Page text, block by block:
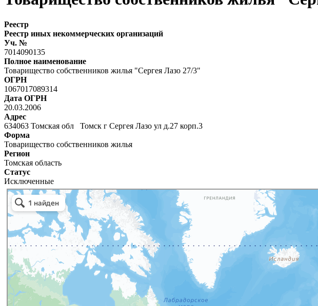
Реестр
Реестр иных некоммерческих организаций
Уч. №
7014090135
Полное наименование
Товарищество собственников жилья "Сергея Лазо 27/3"
ОГРН
1067017089314
Дата ОГРН
20.03.2006
Адрес
634063 Томская обл Томск г Сергея Лазо ул д.27 корп.3
Форма
Товарищество собственников жилья
Регион
Томская область
Статус
Исключенные